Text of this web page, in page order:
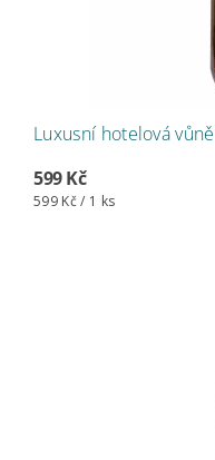
Luxusní hotelová
599 Kč
599 Kč / 1 ks